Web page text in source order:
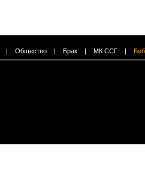
| Общество | Брак | МК ССГ |